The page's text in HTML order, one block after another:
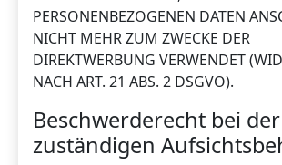
PERSONENBEZOGENEN DATEN
NICHT MEHR ZUM ZWECKE DER
DIREKTWERBUNG VERWENDET
NACH ART. 21 ABS. 2 DSGVO).
Beschwerderecht bei der
zuständigen